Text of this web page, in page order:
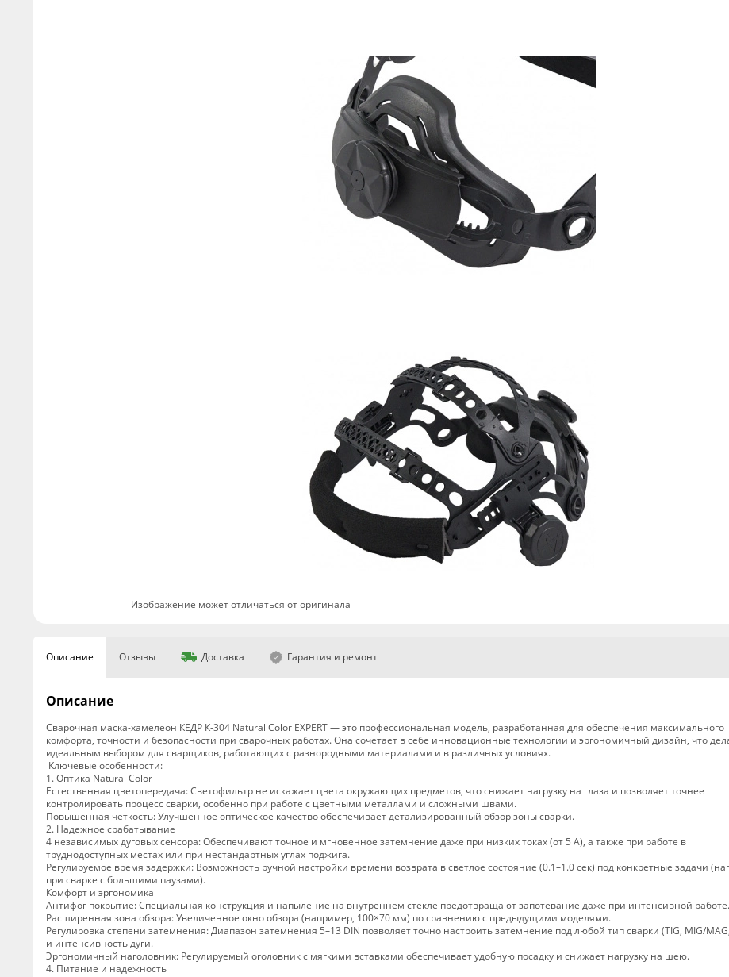
Изображение может отличаться от оригинала
Описание Отзывы Доставка Гарантия и ремонт
Описание
Сварочная маска-хамелеон КЕДР К-304 Natural Color EXPERT — это профессиональная модель, разработанная для обеспечения максимального
комфорта, точности и безопасности при сварочных работах. Она сочетает в себе инновационные технологии и эргономичный дизайн, что
идеальным выбором для сварщиков, работающих с разнородными материалами и в различных условиях.
️ Ключевые особенности:
1. Оптика Natural Color
Естественная цветопередача: Светофильтр не искажает цвета окружающих предметов, что снижает нагрузку на глаза и позволяет точнее
контролировать процесс сварки, особенно при работе с цветными металлами и сложными швами.
Повышенная четкость: Улучшенное оптическое качество обеспечивает детализированный обзор зоны сварки.
2. Надежное срабатывание
4 независимых дуговых сенсора: Обеспечивают точное и мгновенное затемнение даже при низких токах (от 5 А), а также при работе в
труднодоступных местах или при нестандартных углах поджига.
Регулируемое время задержки: Возможность ручной настройки времени возврата в светлое состояние (0.1–1.0 сек) под конкретные задачи
при сварке с большими паузами).
Комфорт и эргономика
Антифог покрытие: Специальная конструкция и напыление на внутреннем стекле предотвращают запотевание даже при интенсивной работе.
Расширенная зона обзора: Увеличенное окно обзора (например, 100×70 мм) по сравнению с предыдущими моделями.
Регулировка степени затемнения: Диапазон затемнения 5–13 DIN позволяет точно настроить затемнение под любой тип сварки (TIG, MIG/
и интенсивность дуги.
Эргономичный наголовник: Регулируемый оголовник с мягкими вставками обеспечивает удобную посадку и снижает нагрузку на шею.
4. Питание и надежность